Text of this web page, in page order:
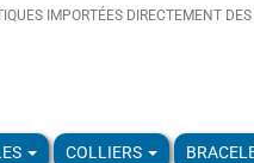
IMPORTÉES DIRECTEMENT
COLLIERS